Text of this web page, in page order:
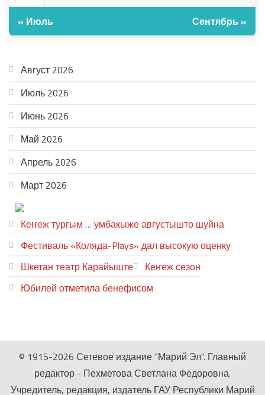
« Июль Сентябрь »
Август 2026
Июль 2026
Июнь 2026
Май 2026
Апрель 2026
Март 2026
Кеҥеж тургым … умбакыже августышто шуйна
Фестиваль «Коляда-Plays» дал высокую оценку
Шкетан театр Карайыште
Кеҥеж сезон
Юбилей отметила бенефисом
© 1915-2026 Сетевое издание "Марий Эл". Главный
редактор - Пехметова Светлана Федоровна.
Учредитель, редакция, издатель ГАУ Республики Марий